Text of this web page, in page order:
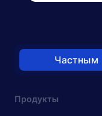
Частным
Продукты